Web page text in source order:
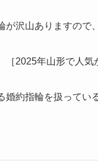
が沢山ありますので
［2025年山形で人気
婚約指輪を扱って